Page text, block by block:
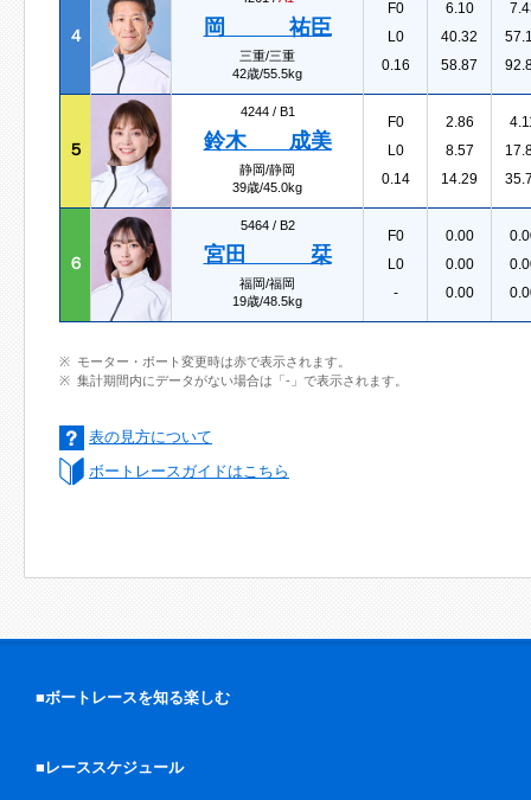
４ 岡 祐臣
三重/三重
42歳/55.5kg
F0
L0
0.16
6.10
40.32
58.87
５
4244 / B1
鈴木 成美
静岡/静岡
39歳/45.0kg
F0
L0
0.14
2.86
8.57
14.29
６
5464 / B2
宮田 栞
福岡/福岡
19歳/48.5kg
F0
L0
-
0.00
0.00
0.00
モーター・ボート変更時は赤で表示されます。
集計期間内にデータがない場合は「-」で表示されます。
表の見方について
ボートレースガイドはこちら
■ボートレースを知る楽しむ
■レーススケジュール